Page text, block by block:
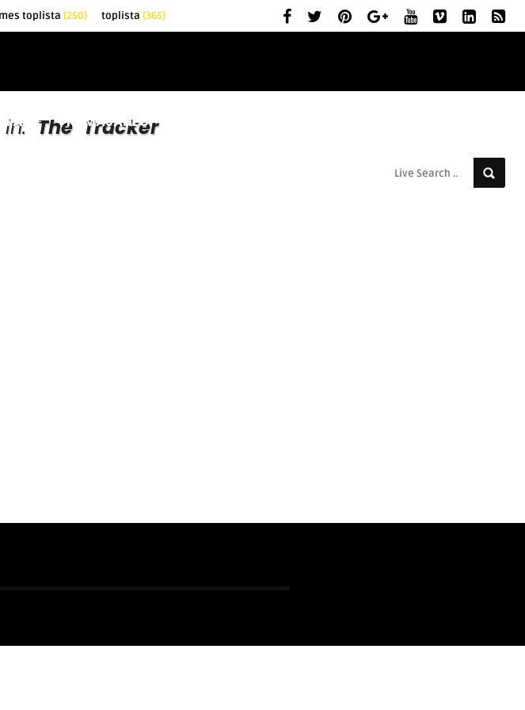
toplista (250) toplista (365)
FILMAJÁNLÓ
The Tracker